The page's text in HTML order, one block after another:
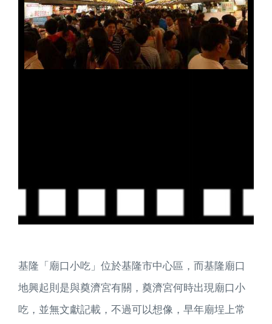
基隆「廟口小吃」位於基隆市中心區，而基隆廟口
地興起則是與奠濟宮有關，奠濟宮何時出現廟口小
吃，並無文獻記載，不過可以想像，早年廟埕上常